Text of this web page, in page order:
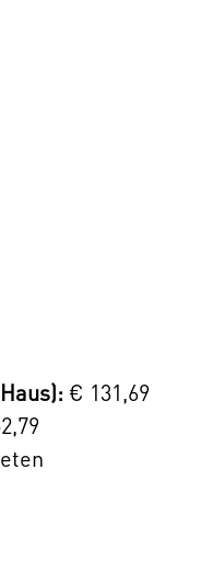
bis
konzipiert –
Bauteile
durch ein
Überdeckung
sorgt
und schafft
aus
€ 131,69